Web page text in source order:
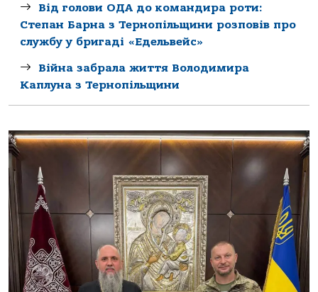
Від голови ОДА до командира роти:
Степан Барна з Тернопільщини розповів про
службу у бригаді «Едельвейс»
Війна забрала життя Володимира
Каплуна з Тернопільщини